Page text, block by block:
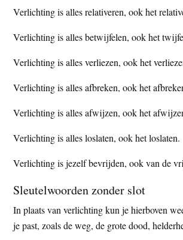
t
e
i
e
Verlichting is alles relativeren, ook het
Verlichting is alles betwijfelen, ook het
Verlichting is alles verliezen, ook het
Verlichting is alles afbreken, ook het
Verlichting is alles afwijzen, ook het
Verlichting is alles loslaten, ook het loslaten.
Verlichting is jezelf bevrijden, ook van de
Sleutelwoorden zonder slot
In plaats van verlichting kun je hierboven
je past, zoals de weg, de grote dood,